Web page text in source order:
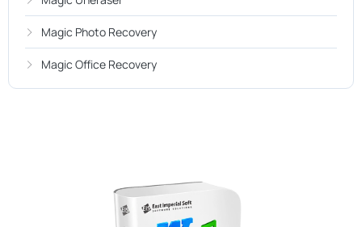
Magic Photo Recovery
Magic Office Recovery